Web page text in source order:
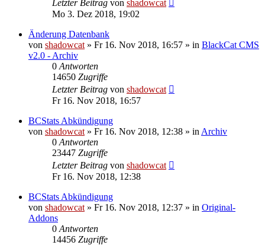
Letzter Beitrag von shadowcat
Mo 3. Dez 2018, 19:02
Änderung Datenbank
von shadowcat » Fr 16. Nov 2018, 16:57 » in BlackCat CMS
v2.0 - Archiv
0 Antworten
14650 Zugriffe
Letzter Beitrag von shadowcat
Fr 16. Nov 2018, 16:57
BCStats Abkündigung
von shadowcat » Fr 16. Nov 2018, 12:38 » in Archiv
0 Antworten
23447 Zugriffe
Letzter Beitrag von shadowcat
Fr 16. Nov 2018, 12:38
BCStats Abkündigung
von shadowcat » Fr 16. Nov 2018, 12:37 » in Original-
Addons
0 Antworten
14456 Zugriffe